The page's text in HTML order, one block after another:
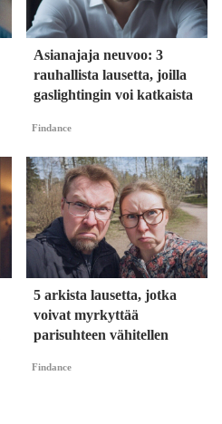
Asianajaja neuvoo: 3
rauhallista lausetta, joilla
gaslightingin voi katkaista
Findance
5 arkista lausetta, jotka
voivat myrkyttää
parisuhteen vähitellen
Findance